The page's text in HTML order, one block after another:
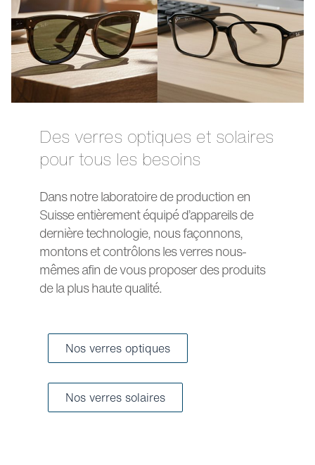
Des verres optiques et solaires
pour tous les besoins
Dans notre laboratoire de production en
Suisse entièrement équipé d’appareils de
dernière technologie, nous façonnons,
montons et contrôlons les verres nous-
mêmes afin de vous proposer des produits
de la plus haute qualité.
Nos verres optiques
Nos verres solaires